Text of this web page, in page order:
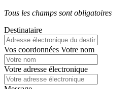
Tous les champs sont obligatoires
Destinataire
Vos coordonnées Votre nom
Votre adresse électronique